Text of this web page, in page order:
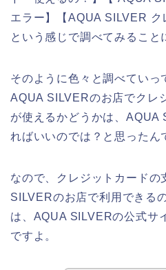
エラー】【AQUA SILVER
という感じで調べてみること
そのように色々と調べていっ
AQUA SILVERのお店でクレ
が使えるかどうかは、AQUA
ればいいのでは？と思ったん
なので、クレジットカードの
SILVERのお店で利用できる
は、AQUA SILVERの公式サ
ですよ。